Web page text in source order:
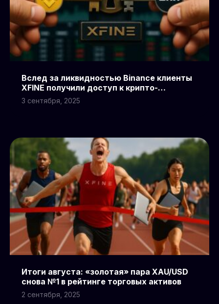
Вслед за ликвидностью Binance клиенты
XFINE получили доступ к крипто-
фьючерсам OKX
3 сентября, 2025
Итоги августа: «золотая» пара XAU/USD
снова №1 в рейтинге торговых активов
2 сентября, 2025